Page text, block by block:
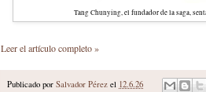
Tang Chunying, el fundador de la saga,
Leer el artículo completo »
Publicado por Salvador Pérez el 12.6.26